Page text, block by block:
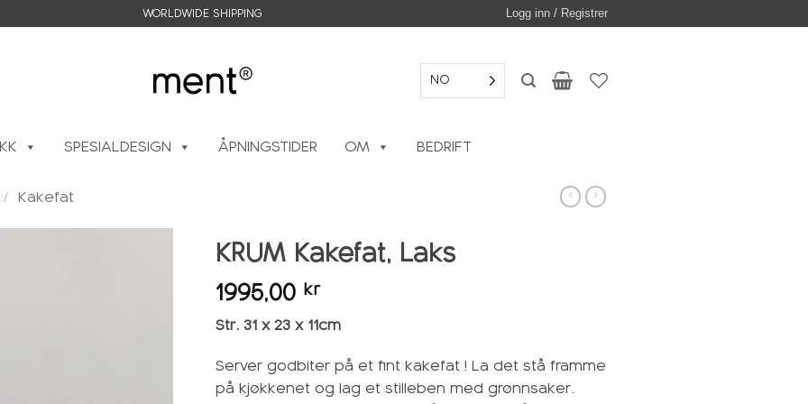
WORLDWIDE SHIPPING Logg inn / Registrer
NO
SPESIALDESIGN ÅPNINGSTIDER OM BEDRIFT
/ Kakefat
KRUM Kakefat, Laks
1995,00 kr
Str. 31 x 23 x 11cm
Server godbiter på et fint kakefat ! La det stå framme
på kjøkkenet og lag et stilleben med grønnsaker.